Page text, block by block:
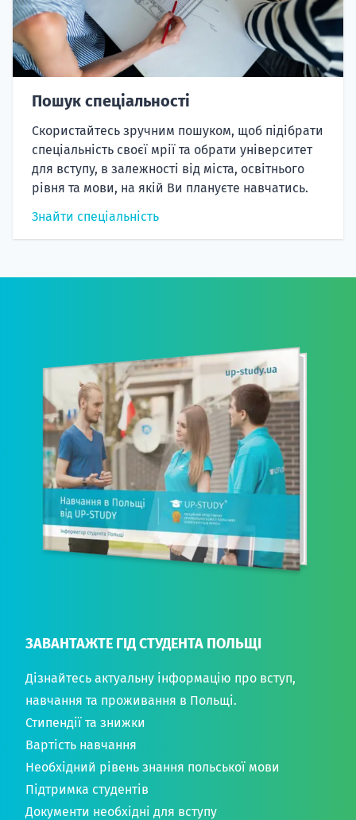
Пошук спеціальності
Скористайтесь зручним пошуком, щоб підібрати
спеціальність своєї мрії та обрати університет
для вступу, в залежності від міста, освітнього
рівня та мови, на якій Ви плануєте навчатись.
Знайти спеціальність
ЗАВАНТАЖТЕ ГІД СТУДЕНТА ПОЛЬЩІ
Дізнайтесь актуальну інформацію про вступ,
навчання та проживання в Польщі.
Стипендії та знижки
Вартість навчання
Необхідний рівень знання польської мови
Підтримка студентів
Документи необхідні для вступу